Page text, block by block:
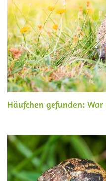
Häufchen gefunden: